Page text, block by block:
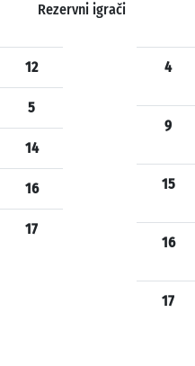
Rezervni igrači
12
5
14
16
17
4
9
15
16
17